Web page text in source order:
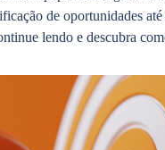
de oportunidades
lendo e descubra